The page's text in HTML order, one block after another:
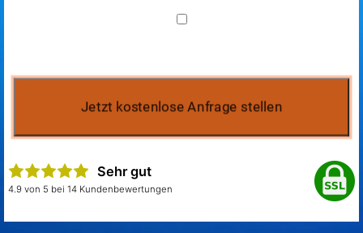
Sehr gut
4.9 von 5 bei 14 Kundenbewertungen